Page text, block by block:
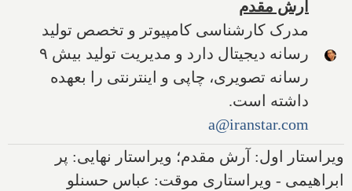
آرش مقدم
مدرک کارشناسی کامپیوتر و تخصص تولید
رسانه دیجیتال دارد و مدیریت تولید بیش ۹
رسانه تصویری، چاپی و اینترنتی را بعهده
داشته است.
a@iranstar.com
ویراستار اول: آرش مقدم؛ ویراستار نهایی: پر
ابراهیمی - ویراستاری موقت: عباس حسنلو